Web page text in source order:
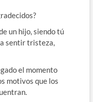
un hijo, siendo tú
sentir tristeza,
el momento
motivos que los